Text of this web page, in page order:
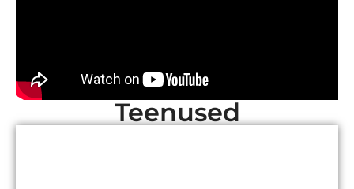
Teenused